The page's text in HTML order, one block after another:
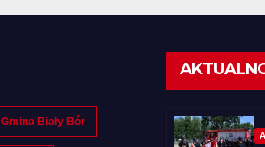
Gmina Biały Bór